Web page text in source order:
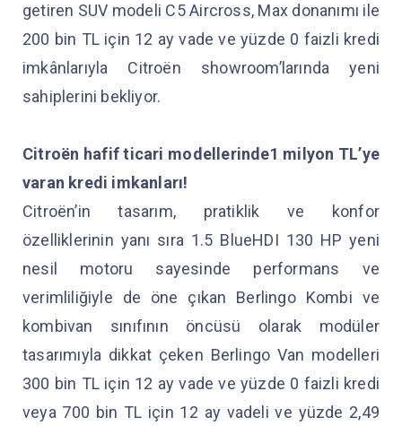
getiren SUV modeli C5 Aircross, Max donanımı ile
200 bin TL için 12 ay vade ve yüzde 0 faizli kredi
imkânlarıyla Citroën showroom’larında yeni
sahiplerini bekliyor.
Citroën hafif ticari modellerinde1 milyon TL’ye
varan kredi imkanları!
Citroën’in tasarım, pratiklik ve konfor
özelliklerinin yanı sıra 1.5 BlueHDI 130 HP yeni
nesil motoru sayesinde performans ve
verimliliğiyle de öne çıkan Berlingo Kombi ve
kombivan sınıfının öncüsü olarak modüler
tasarımıyla dikkat çeken Berlingo Van modelleri
300 bin TL için 12 ay vade ve yüzde 0 faizli kredi
veya 700 bin TL için 12 ay vadeli ve yüzde 2,49